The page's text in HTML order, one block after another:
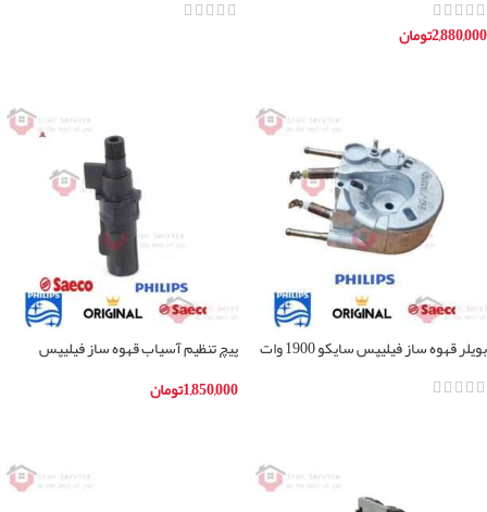
2,880,000تومان
بویلر قهوه ساز فیلیپس سایکو 1900 وات
پیچ تنظیم آسیاب قهوه ساز فیلیپس
1,850,000تومان